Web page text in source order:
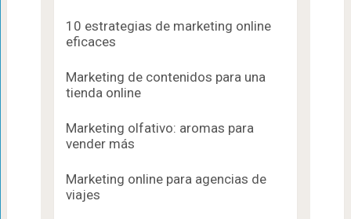
10 estrategias de marketing online
eficaces
Marketing de contenidos para una
tienda online
Marketing olfativo: aromas para
vender más
Marketing online para agencias de
viajes